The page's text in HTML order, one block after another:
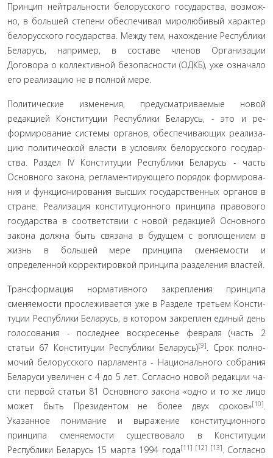
Принцип нейтральности белорусского государства, возмож­
но, в большей степени обеспечивал миролюбивый характер
белорусского государства. Между тем, нахождение Респу­блики
Беларусь, например, в составе членов Организации
Договора о коллективной безопасности (ОДКБ), уже означа­ло
его реализацию не в полной мере.
Политические изменения, предусматриваемые новой
редакцией Конституции Республики Беларусь, - это и ре­
формирование системы органов, обеспечивающих реализа­
цию политической власти в условиях белорусского государ­
ства. Раздел IV Конституции Республики Беларусь - часть
Основного закона, регламентирующего порядок формирова­
ния и функционирования высших государственных органов в
стране. Реализация конституционного принципа правового
государства в соответствии с новой редакцией Основного
за­кона должна быть связана в будущем с воплощением в
жизнь в большей мере принципа сменяемости и
определенной корректировкой принципа разделения властей.
Трансформация нормативного закрепления принципа
сменяемости прослеживается уже в Разделе третьем Консти­
туции Республики Беларусь, в котором закреплен единый день
голосования - последнее воскресенье февраля (часть 2
статьи 67 Конституции Республики Беларусь)[9]. Срок полно­
мочий белорусского парламента - Национального собрания
Беларуси увеличен с 4 до 5 лет. Согласно новой редакции ча­
сти первой статьи 81 Основного закона «одно и то же лицо
может быть Президентом не более двух сроков»[10].
Указанное понимание и выражение конституционного
принципа сме­няемости существовало в Конституции
Республики Бела­русь 15 марта 1994 года[11] [12] [13]. Согласно